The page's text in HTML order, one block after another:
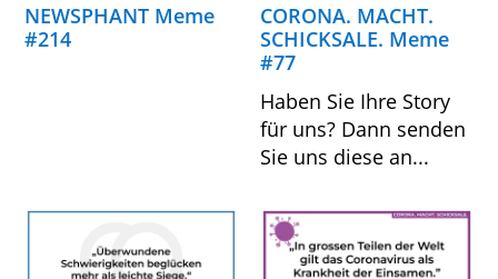
NEWSPHANT Meme
#214
CORONA. MACHT.
SCHICKSALE. Meme
#77
Haben Sie Ihre Story
für uns? Dann senden
Sie uns diese an...